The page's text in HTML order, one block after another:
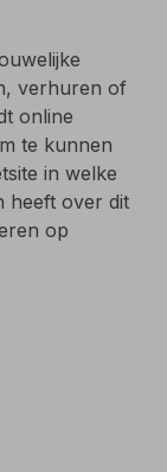
verhuren of
online
te kunnen
in welke
heeft over dit
op